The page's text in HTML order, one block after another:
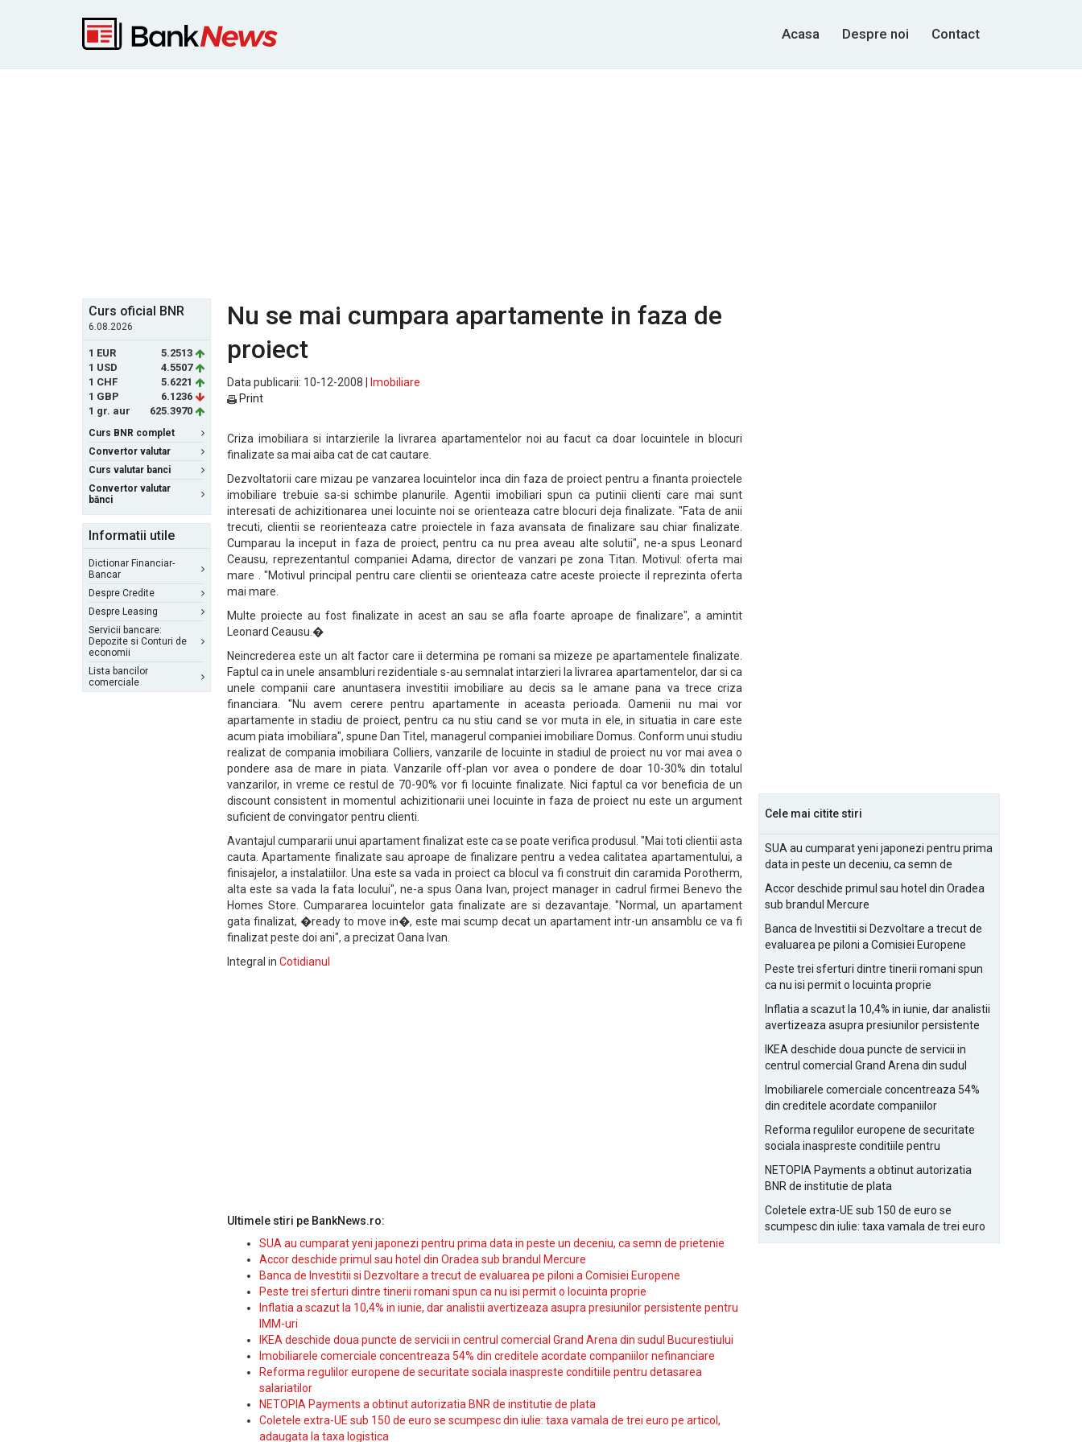
Acasa Despre noi Contact
Curs oficial BNR
6.08.2026
1 EUR
5.2513
1 USD
4.5507
1 CHF
5.6221
1 GBP
6.1236
1 gr. aur
625.3970
Curs BNR complet
Convertor valutar
Curs valutar banci
Convertor valutar
bănci
Informatii utile
Dictionar Financiar-
Bancar
Despre Credite
Despre Leasing
Servicii bancare:
Depozite si Conturi de
economii
Lista bancilor
comerciale
Nu se mai cumpara apartamente in faza de
proiect
Data publicarii: 10-12-2008 |
Imobiliare
Print
Criza imobiliara si intarzierile la livrarea apartamentelor noi au facut ca doar locuintele in blocuri
finalizate sa mai aiba cat de cat cautare.
Dezvoltatorii care mizau pe vanzarea locuintelor inca din faza de proiect pentru a finanta proiectele
imobiliare trebuie sa-si schimbe planurile. Agentii imobiliari spun ca putinii clienti care mai sunt
interesati de achizitionarea unei locuinte noi se orienteaza catre blocuri deja finalizate. "Fata de anii
trecuti, clientii se reorienteaza catre proiectele in faza avansata de finalizare sau chiar finalizate.
Cumparau la inceput in faza de proiect, pentru ca nu prea aveau alte solutii", ne-a spus Leonard
Ceausu, reprezentantul companiei Adama, director de vanzari pe zona Titan. Motivul: oferta mai
mare . "Motivul principal pentru care clientii se orienteaza catre aceste proiecte il reprezinta oferta
mai mare.
Multe proiecte au fost finalizate in acest an sau se afla foarte aproape de finalizare", a amintit
Leonard Ceausu.�
Neincrederea este un alt factor care ii determina pe romani sa mizeze pe apartamentele finalizate.
Faptul ca in unele ansambluri rezidentiale s-au semnalat intarzieri la livrarea apartamentelor, dar si ca
unele companii care anuntasera investitii imobiliare au decis sa le amane pana va trece criza
financiara. "Nu avem cerere pentru apartamente in aceasta perioada. Oamenii nu mai vor
apartamente in stadiu de proiect, pentru ca nu stiu cand se vor muta in ele, in situatia in care este
acum piata imobiliara", spune Dan Titel, managerul companiei imobiliare Domus. Conform unui studiu
realizat de compania imobiliara Colliers, vanzarile de locuinte in stadiul de proiect nu vor mai avea o
pondere asa de mare in piata. Vanzarile off-plan vor avea o pondere de doar 10-30% din totalul
vanzarilor, in vreme ce restul de 70-90% vor fi locuinte finalizate. Nici faptul ca vor beneficia de un
discount consistent in momentul achizitionarii unei locuinte in faza de proiect nu este un argument
suficient de convingator pentru clienti.
Avantajul cumpararii unui apartament finalizat este ca se poate verifica produsul. "Mai toti clientii asta
cauta. Apartamente finalizate sau aproape de finalizare pentru a vedea calitatea apartamentului, a
finisajelor, a instalatiilor. Una este sa vada in proiect ca blocul va fi construit din caramida Porotherm,
alta este sa vada la fata locului", ne-a spus Oana Ivan, project manager in cadrul firmei Benevo the
Homes Store. Cumpararea locuintelor gata finalizate are si dezavantaje. "Normal, un apartament
gata finalizat, �ready to move in�, este mai scump decat un apartament intr-un ansamblu ce va fi
finalizat peste doi ani", a precizat Oana Ivan.
Integral in Cotidianul
Ultimele stiri pe BankNews.ro:
SUA au cumparat yeni japonezi pentru prima data in peste un deceniu, ca semn de prietenie
Accor deschide primul sau hotel din Oradea sub brandul Mercure
Banca de Investitii si Dezvoltare a trecut de evaluarea pe piloni a Comisiei Europene
Peste trei sferturi dintre tinerii romani spun ca nu isi permit o locuinta proprie
Inflatia a scazut la 10,4% in iunie, dar analistii avertizeaza asupra presiunilor persistente pentru
IMM-uri
IKEA deschide doua puncte de servicii in centrul comercial Grand Arena din sudul Bucurestiului
Imobiliarele comerciale concentreaza 54% din creditele acordate companiilor nefinanciare
Reforma regulilor europene de securitate sociala inaspreste conditiile pentru detasarea
salariatilor
NETOPIA Payments a obtinut autorizatia BNR de institutie de plata
Coletele extra-UE sub 150 de euro se scumpesc din iulie: taxa vamala de trei euro pe articol,
adaugata la taxa logistica
Cele mai citite stiri
SUA au cumparat yeni japonezi pentru prima
data in peste un deceniu, ca semn de
Accor deschide primul sau hotel din Oradea
sub brandul Mercure
Banca de Investitii si Dezvoltare a trecut de
evaluarea pe piloni a Comisiei Europene
Peste trei sferturi dintre tinerii romani spun
ca nu isi permit o locuinta proprie
Inflatia a scazut la 10,4% in iunie, dar analistii
avertizeaza asupra presiunilor persistente
IKEA deschide doua puncte de servicii in
centrul comercial Grand Arena din sudul
Imobiliarele comerciale concentreaza 54%
din creditele acordate companiilor
Reforma regulilor europene de securitate
sociala inaspreste conditiile pentru
NETOPIA Payments a obtinut autorizatia
BNR de institutie de plata
Coletele extra-UE sub 150 de euro se
scumpesc din iulie: taxa vamala de trei euro
pe articol, adaugata la taxa logistica